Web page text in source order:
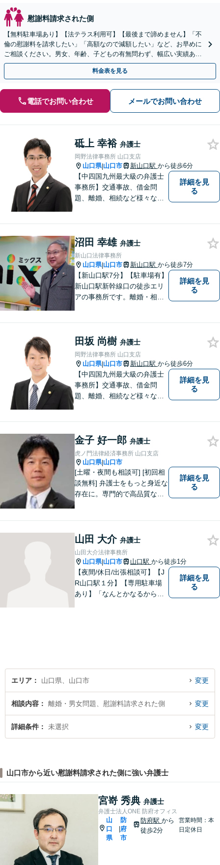
慰謝料請求された側
【無料駐車場あり】【法テラス利用可】【最後まで諦めません】「不
倫の慰謝料を請求したい」「高額なので減額したい」など、お早めに
ご相談ください。男女、年齢、子どもの有無問わず、幅広い実績あ
り。当日相談も可能な限り対応【子連れ相談可】【秘密厳守】
料金表を見る
電話でお問い合わせ メールでお問い合わせ
砥上 幸裕 弁護士
岡野法律事務所 山口支店
山口県|山口市 新山口駅 から徒歩6分
【中四国九州最大級の弁護士
事務所】交通事故、借金問
題、離婚、相続など様々な問
い！
詳細を見
る
沼田 幸雄 弁護士
新山口法律事務所
山口県|山口市 新山口駅 から徒歩7分
【新山口駅7分】【駐車場有】
新山口駅新幹線口の徒歩エリ
アの事務所です。離婚・相続
になることがあれば、おたず
ねください。
詳細を見
る
田坂 尚樹 弁護士
岡野法律事務所 山口支店
山口県|山口市 新山口駅 から徒歩6分
【中四国九州最大級の弁護士
事務所】交通事故、借金問
題、離婚、相続など様々な問
い！
詳細を見
る
金子 好一郎 弁護士
虎ノ門法律経済事務所 山口支店
山口県|山口市
[土曜・夜間も相談可] [初回相
談無料] 弁護士をもっと身近な
存在に。専門的で高品質なリ
詳細を見
る
山田 大介 弁護士
山田大介法律事務所
山口県|山口市 山口駅 から徒歩1分
【夜間/休日/出張相談可】【J
R山口駅１分】【専用駐車場
あり】「なんとかなるから大
詳細を見
る
エリア 山口県、山口市 変更
相談内容 離婚・男女問題、慰謝料請求された側 変更
詳細条件 未選択 変更
山口市から近い慰謝料請求された側に強い弁護士
宮嵜 秀典 弁護士
弁護士法人ONE 防府オフィス
山
口
県
防
府
市
防府駅から
徒歩2分
営業時間：本
日定休日